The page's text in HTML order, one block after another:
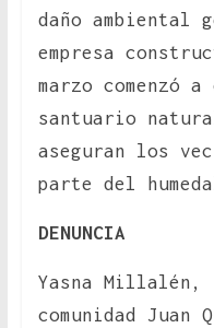
daño ambiental
empresa
marzo comenzó
santuario
aseguran los
parte del
DENUNCIA
Yasna
comunidad Juan